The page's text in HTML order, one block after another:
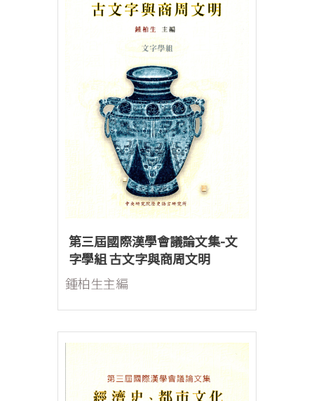
第三屆國際漢學會議論文集-文
字學組 古文字與商周文明
鍾柏生主編